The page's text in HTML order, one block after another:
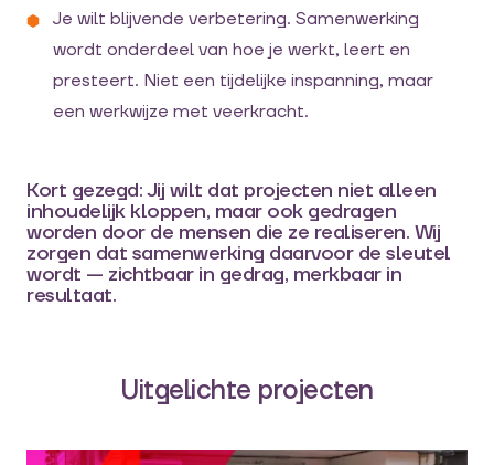
Je wilt blijvende verbetering. Samenwerking
wordt onderdeel van hoe je werkt, leert en
presteert. Niet een tijdelijke inspanning, maar
een werkwijze met veerkracht.
Kort gezegd: Jij wilt dat projecten niet alleen
inhoudelijk kloppen, maar ook gedragen
worden door de mensen die ze realiseren. Wij
zorgen dat samenwerking daarvoor de sleutel
wordt — zichtbaar in gedrag, merkbaar in
resultaat.
Uitgelichte projecten